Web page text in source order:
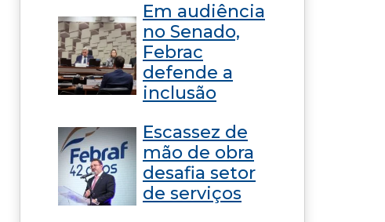
Em audiência
no Senado,
Febrac
defende a
inclusão
Escassez de
mão de obra
desafia setor
de serviços